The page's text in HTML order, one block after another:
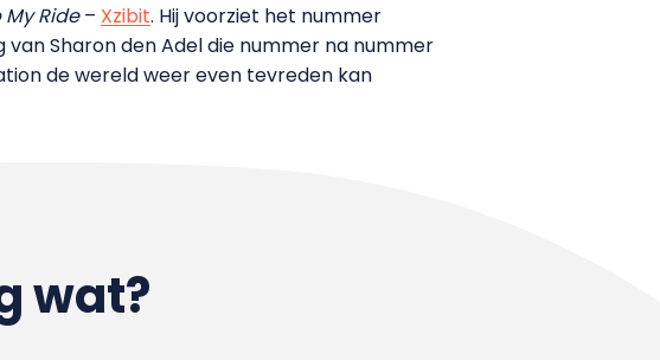
My Ride– Xzibit. Hij voorziet het nummer
Sharon den Adel die nummer na nummer
de wereld weer even tevreden kan
wat?